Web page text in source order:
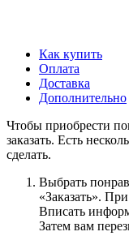
Как купить
Оплата
Доставка
Дополнительно
Чтобы приобрести
заказать. Есть
сделать.
Выбрать
«Заказать».
Вписать
Затем вам